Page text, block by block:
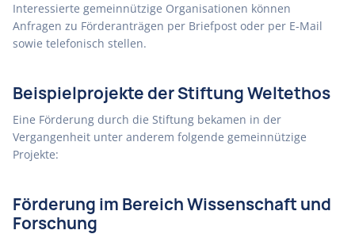
Interessierte gemeinnützige Organisationen können
Anfragen zu Förderanträgen per Briefpost oder per E-Mail
sowie telefonisch stellen.
Beispielprojekte der Stiftung Weltethos
Eine Förderung durch die Stiftung bekamen in der
Vergangenheit unter anderem folgende gemeinnützige
Projekte:
Förderung im Bereich Wissenschaft und
Forschung